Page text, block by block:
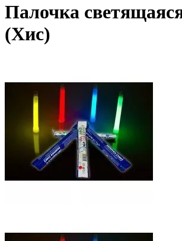
Палочка
(Хис)